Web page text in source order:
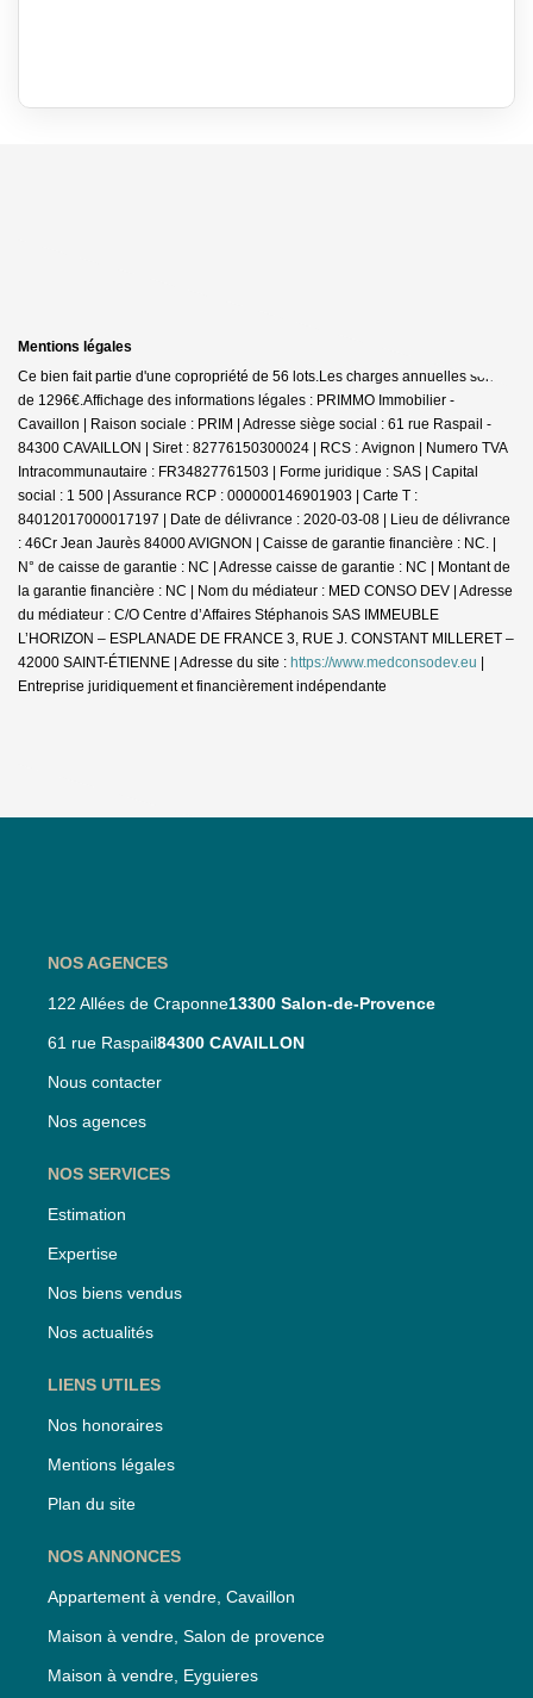
Mentions légales
Ce bien fait partie d'une copropriété de 56 lots.Les charges annuelles sont
de 1296€.Affichage des informations légales : PRIMMO Immobilier -
Cavaillon | Raison sociale : PRIM | Adresse siège social : 61 rue Raspail -
84300 CAVAILLON | Siret : 82776150300024 | RCS : Avignon | Numero TVA
Intracommunautaire : FR34827761503 | Forme juridique : SAS | Capital
social : 1 500 | Assurance RCP : 000000146901903 | Carte T :
84012017000017197 | Date de délivrance : 2020-03-08 | Lieu de délivrance
: 46Cr Jean Jaurès 84000 AVIGNON | Caisse de garantie financière : NC. |
N° de caisse de garantie : NC | Adresse caisse de garantie : NC | Montant de
la garantie financière : NC | Nom du médiateur : MED CONSO DEV | Adresse
du médiateur : C/O Centre d’Affaires Stéphanois SAS IMMEUBLE
L’HORIZON – ESPLANADE DE FRANCE 3, RUE J. CONSTANT MILLERET –
42000 SAINT-ÉTIENNE | Adresse du site : https://www.medconsodev.eu |
Entreprise juridiquement et financièrement indépendante
NOS AGENCES
122 Allées de Craponne13300 Salon-de-Provence
61 rue Raspail84300 CAVAILLON
Nous contacter
Nos agences
NOS SERVICES
Estimation
Expertise
Nos biens vendus
Nos actualités
LIENS UTILES
Nos honoraires
Mentions légales
Plan du site
NOS ANNONCES
Appartement à vendre, Cavaillon
Maison à vendre, Salon de provence
Maison à vendre, Eyguieres